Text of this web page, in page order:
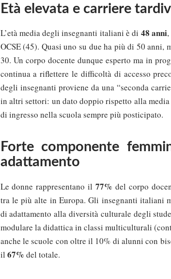
Età elevata e carriere
L’età media degli insegnanti italiani è di 48 anni
OCSE (45). Quasi uno su due ha più di 50 anni,
30. Un corpo docente dunque esperto ma in
continua a riflettere le difficoltà di accesso
degli insegnanti proviene da una “seconda
in altri settori: un dato doppio rispetto alla media
di ingresso nella scuola sempre più posticipato.
Forte componente
adattamento
Le donne rappresentano il77% del corpo
tra le più alte in Europa. Gli insegnanti italiani
di adattamento alla diversità culturale degli
modulare la didattica in classi multiculturali
anche le scuole con oltre il 10% di alunni con
il 67% del totale.